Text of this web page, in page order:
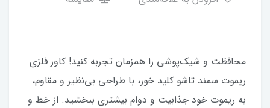
محافظت و شیک‌پوشی را همزمان تجربه کنید! کاور فلزی
ریموت سمند تاشو کلید خور، با طراحی بی‌نظیر و مقاوم،
به ریموت خود جذابیت و دوام بیشتری ببخشید. از خط و